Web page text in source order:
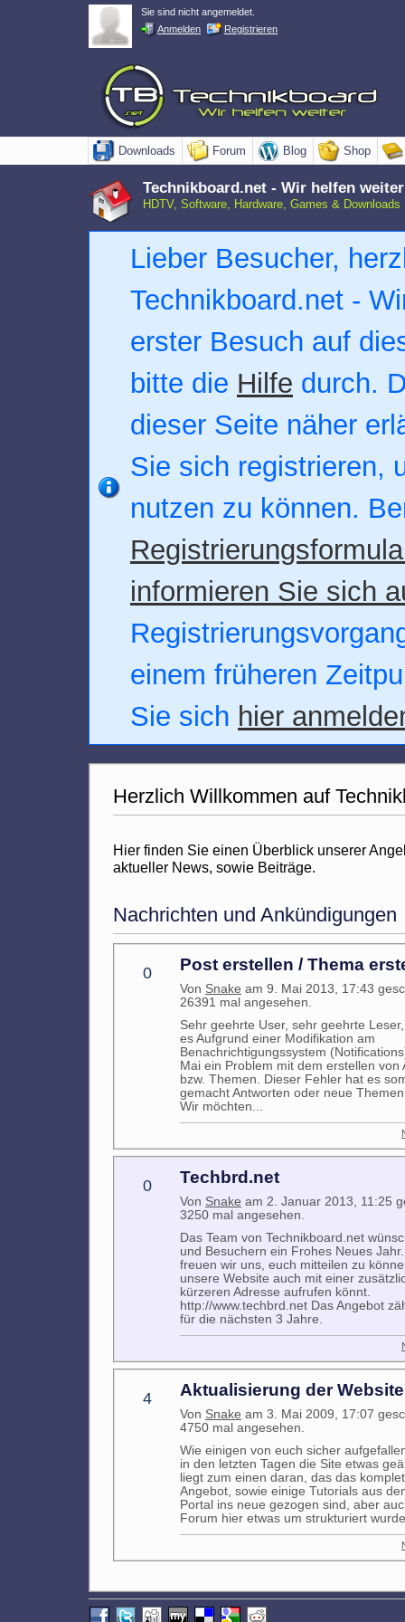
Sie sind nicht angemeldet.
Anmelden
Registrieren
Downloads Forum Blog Shop
Technikboard.net - Wir helfen weiter
HDTV, Software, Hardware, Games & Downloads
Lieber Besucher,
Technikboard.net -
erster Besuch auf
bitte die Hilfe durch.
dieser Seite näher
Sie sich registrieren,
nutzen zu können.
informieren Sie sich
einem früheren
Sie sich hier
Herzlich Willkommen auf
Hier finden Sie einen Überblick unserer
aktueller News, sowie Beiträge.
Nachrichten und Ankündigungen
0 Post erstellen / Thema
Von Snake am 9. Mai 2013, 17:43
26391 mal angesehen.
Sehr geehrte User, sehr geehrte
es Aufgrund einer Modifikation am
Benachrichtigungssystem
Mai ein Problem mit dem erstellen von
bzw. Themen. Dieser Fehler hat es
gemacht Antworten oder neue
Wir möchten...
0 Techbrd.net
Von Snake am 2. Januar 2013, 11:25
3250 mal angesehen.
Das Team von Technikboard.net
und Besuchern ein Frohes Neues
freuen wir uns, euch mitteilen zu
unsere Website auch mit einer
kürzeren Adresse aufrufen könnt.
http://www.techbrd.net Das Angebot
für die nächsten 3 Jahre.
4 Aktualisierung der Website
Von Snake am 3. Mai 2009, 17:07
4750 mal angesehen.
Wie einigen von euch sicher
in den letzten Tagen die Site etwas
liegt zum einen daran, das das
Angebot, sowie einige Tutorials aus
Portal ins neue gezogen sind, aber
Forum hier etwas um strukturiert